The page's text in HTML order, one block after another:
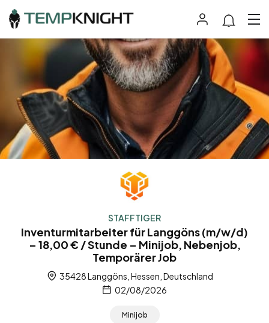
STAFFTIGER
Inventurmitarbeiter für Langgöns (m/w/d)
– 18,00 € / Stunde – Minijob, Nebenjob,
Temporärer Job
35428 Langgöns, Hessen, Deutschland
02/08/2026
Minijob